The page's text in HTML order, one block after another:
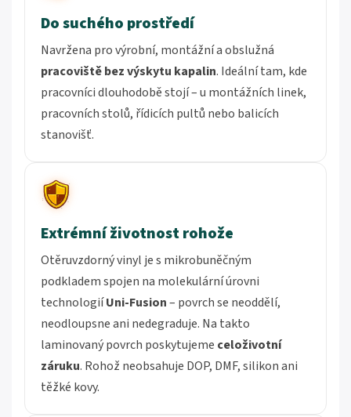
Do suchého prostředí
Navržena pro výrobní, montážní a obslužná
pracoviště bez výskytu kapalin. Ideální tam, kde
pracovníci dlouhodobě stojí – u montážních linek,
pracovních stolů, řídicích pultů nebo balicích
stanovišť.
Extrémní životnost rohože
Otěruvzdorný vinyl je s mikrobuněčným
podkladem spojen na molekulární úrovni
technologiíUni-Fusion– povrch se neoddělí,
neodloupsne ani nedegraduje. Na takto
laminovaný povrch poskytujeme celoživotní
záruku. Rohož neobsahuje DOP, DMF, silikon ani
těžké kovy.